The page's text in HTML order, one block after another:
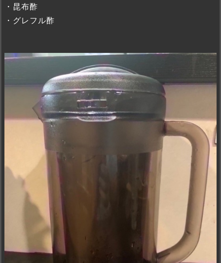
・昆布酢
・グレフル酢